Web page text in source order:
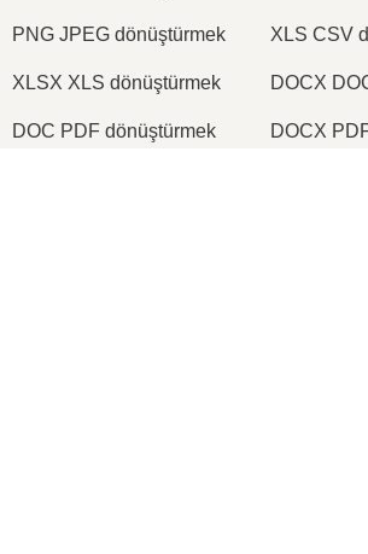
PNG JPEG dönüştürmek XLS CSV
XLSX XLS dönüştürmek DOCX
DOC PDF dönüştürmek DOCX